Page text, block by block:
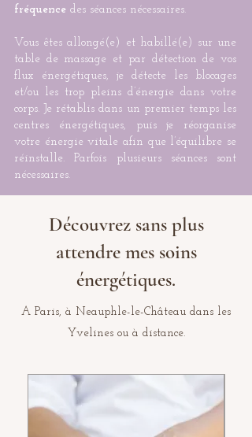
fréquence des séances nécessaires.
Vous êtes allongé(e) et habillé(e) sur une
table de massage et par détection de vos
flux énergétiques, ​je détecte les blocages
et/ou les trop pleins d’énergie dans votre
corps. Je rétablis dans un premier temps les
centres énergétiques, puis je réorganise
votre énergie vitale afin que l’équilibre se
réinstalle. Parfois plusieurs séances sont
nécessaires.
Découvrez sans plus
attendre mes soins
énergétiques.
A Paris, à Neauphle-le-Château dans les
Yvelines ou à distance.